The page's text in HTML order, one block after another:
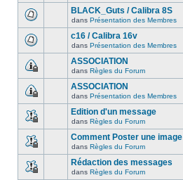
BLACK_Guts / Calibra 8S
dans Présentation des Membres
c16 / Calibra 16v
dans Présentation des Membres
ASSOCIATION
dans Règles du Forum
ASSOCIATION
dans Présentation des Membres
Edition d'un message
dans Règles du Forum
Comment Poster une image
dans Règles du Forum
Rédaction des messages
dans Règles du Forum